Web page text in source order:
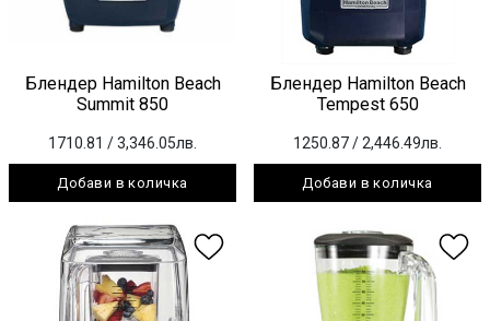
Блендер Hamilton Beach
Summit 850
1710.81 / 3,346.05лв.
Добави в количка
Блендер Hamilton Beach
Tempest 650
1250.87/ 2,446.49лв.
Добави в количка